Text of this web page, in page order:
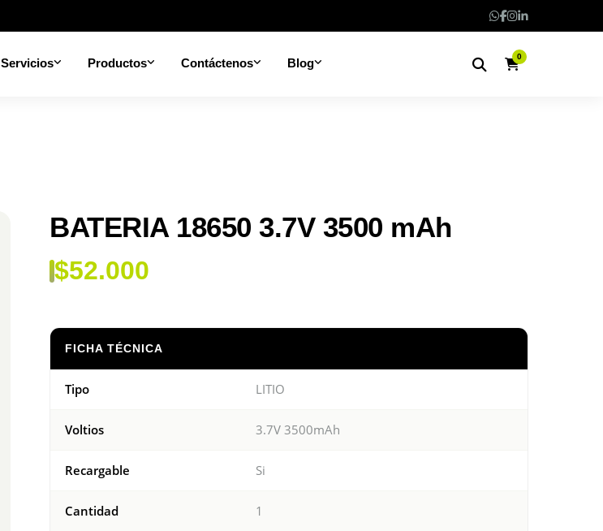
Servicios Productos Contáctenos Blog 0
BATERIA 18650 3.7V 3500 mAh
$52.000
FICHA TÉCNICA
Tipo LITIO
Voltios 3.7V 3500mAh
Recargable Si
Cantidad 1